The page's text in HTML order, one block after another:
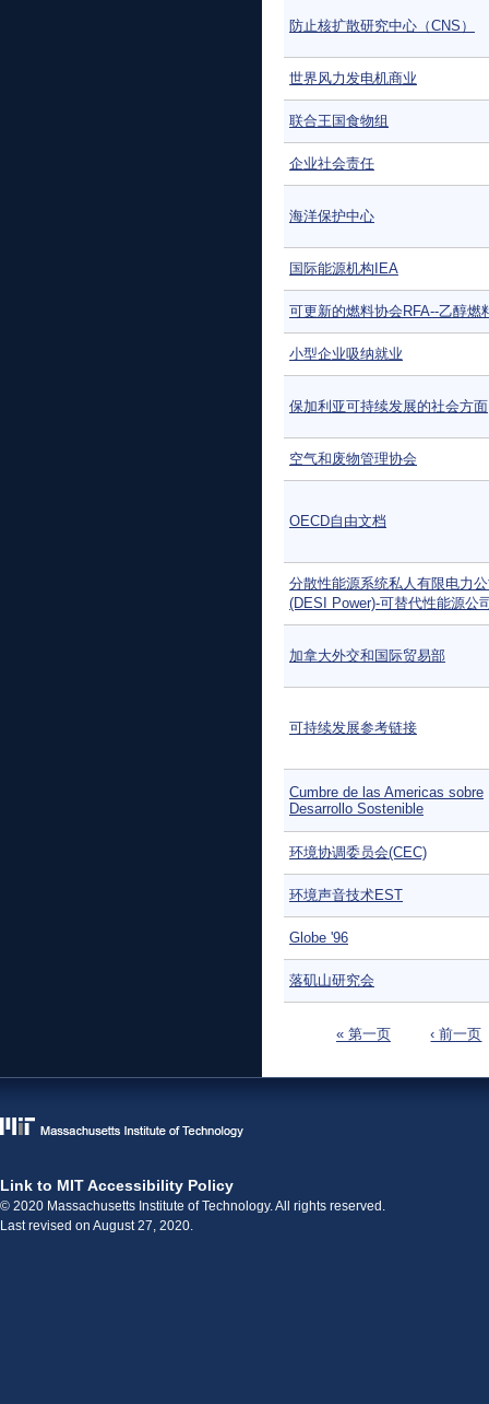
防止核扩散研究中心（CNS）
世界风力发电机商业
联合王国食物组
企业社会责任
海洋保护中心
国际能源机构IEA
可更新的燃料协会RFA--乙醇燃
小型企业吸纳就业
保加利亚可持续发展的社会方面
空气和废物管理协会
OECD自由文档
分散性能源系统私人有限电力
(DESI Power)-可替代性能源公
加拿大外交和国际贸易部
可持续发展参考链接
Cumbre de las Americas sobre
Desarrollo Sostenible
环境协调委员会(CEC)
环境声音技术EST
Globe '96
落矶山研究会
« 第一页 ‹ 前一页
Link to MIT Accessibility Policy
© 2020 Massachusetts Institute of Technology. All rights reserved.
Last revised on August 27, 2020.